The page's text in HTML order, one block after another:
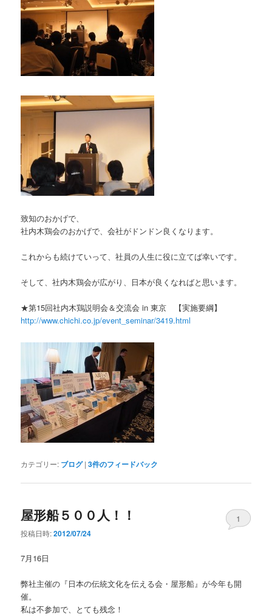
致知のおかげで、
社内木鶏会のおかげで、会社がドンドン良くなります。
これからも続けていって、社員の人生に役に立てば幸いです。
そして、社内木鶏会が広がり、日本が良くなればと思います。
★第15回社内木鶏説明会＆交流会 in 東京 【実施要綱】
http://www.chichi.co.jp/event_seminar/3419.html
カテゴリー: ブログ |3件のフィードバック
屋形船５００人！！
投稿日時:2012/07/24
1
7月16日
弊社主催の『日本の伝統文化を伝える会・屋形船』が今年も開
催。
私は不参加で、とても残念！